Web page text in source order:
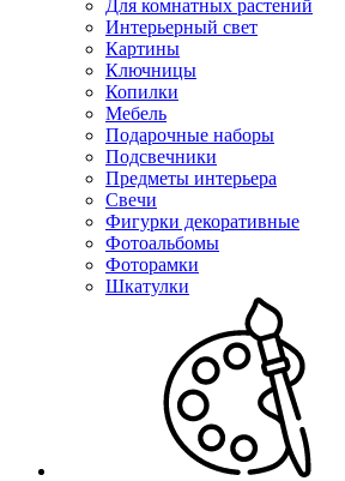
Для комнатных растений
Интерьерный свет
Картины
Ключницы
Копилки
Мебель
Подарочные наборы
Подсвечники
Предметы интерьера
Свечи
Фигурки декоративные
Фотоальбомы
Фоторамки
Шкатулки